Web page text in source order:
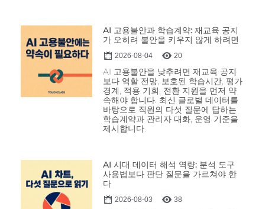
AI 고용불안과 학습계약: 재교육 공지
가 오히려 불안을 키우지 않게 하려면
2026-08-04 20
AI 고용불안을 낮추려면 재교육 공지
보다 역할 전망, 보호된 학습시간, 평가
경계, 적용 기회, 전환 지원을 먼저 약
속해야 합니다. 최신 글로벌 데이터를
바탕으로 직원의 다섯 질문에 답하는
학습계약과 관리자 대화, 운영 기준을
제시합니다.
AI 시대 데이터 해석 역량: 분석 도구
사용법보다 판단 질문을 가르쳐야 한
다
2026-08-03 38